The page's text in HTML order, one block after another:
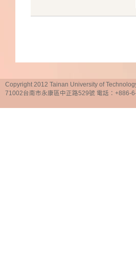
Copyright 2012 Tainan University of
71002台南市永康區中正路529號 電話：